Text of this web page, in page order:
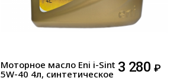
Моторное масло Eni i-Sint
5W-40 4л, синтетическое 3 280₽